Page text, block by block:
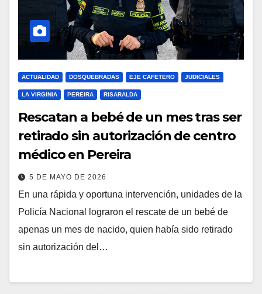
ACTUALIDAD DOSQUEBRADAS EJE CAFETERO JUDICIALES
LA VIRGINIA PEREIRA RISARALDA
Rescatan a bebé de un mes tras ser
retirado sin autorización de centro
médico en Pereira
5 DE MAYO DE 2026
En una rápida y oportuna intervención, unidades de la
Policía Nacional lograron el rescate de un bebé de
apenas un mes de nacido, quien había sido retirado
sin autorización del…